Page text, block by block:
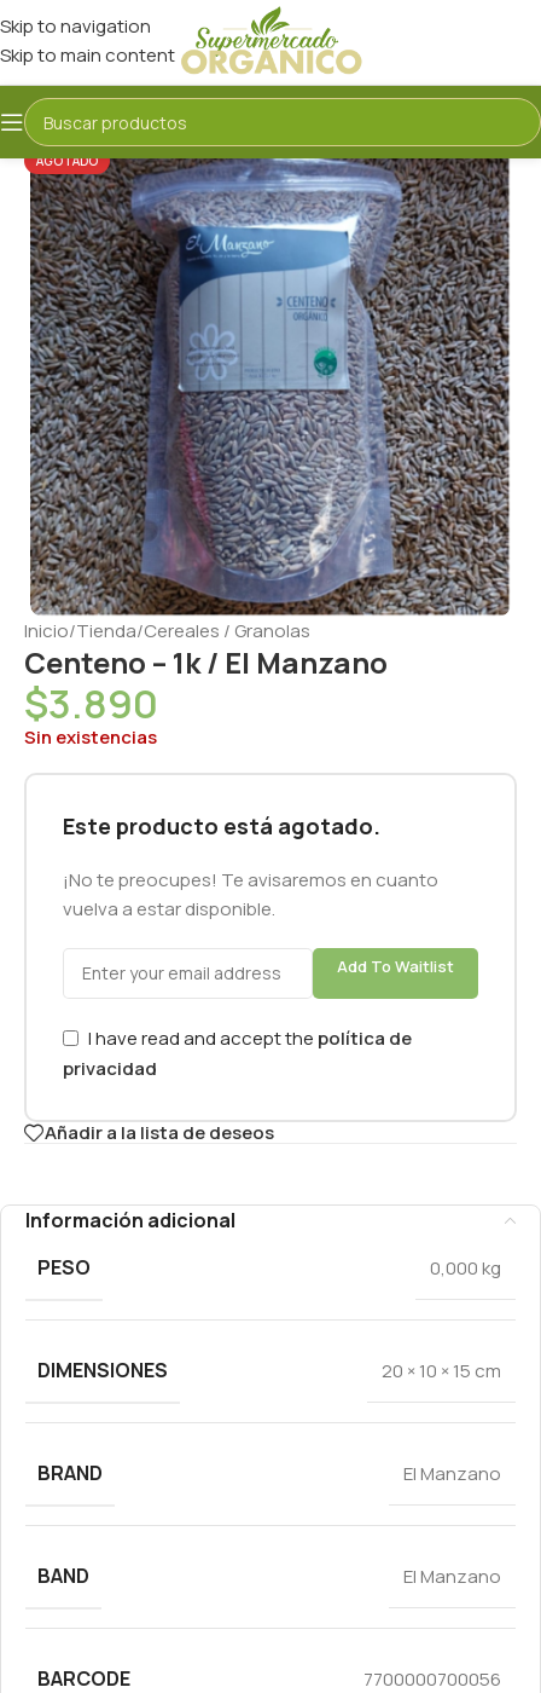
Skip to navigation
Skip to main content
AGOTADO
Inicio/Tienda/Cereales / Granolas
Centeno – 1k / El Manzano
$3.890
Sin existencias
Este producto está agotado.
¡No te preocupes! Te avisaremos en cuanto
vuelva a estar disponible.
Add To Waitlist
I have read and accept the política de
privacidad
Añadir a la lista de deseos
Información adicional
PESO
0,000 kg
DIMENSIONES 20 × 10 × 15 cm
BRAND El Manzano
BAND El Manzano
BARCODE 7700000700056